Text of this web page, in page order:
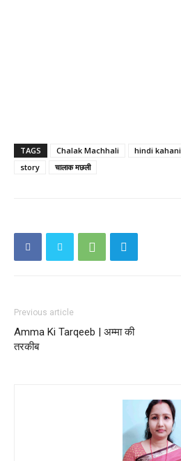
TAGS Chalak Machhali hindi kahani
story
चालाक मछली
Previous article
Amma Ki Tarqeeb | अम्मा की
तरकीब